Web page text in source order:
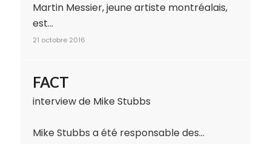
Martin Messier, jeune artiste montréalais,
est…
21 octobre 2016
FACT
interview de Mike Stubbs
Mike Stubbs a été responsable des…